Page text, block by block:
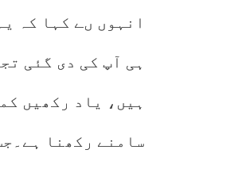
انہوں ںے کہا کہ
ہی آپ کی دی گئی
ہیں، یاد رکھیں
سامنے رکھنا